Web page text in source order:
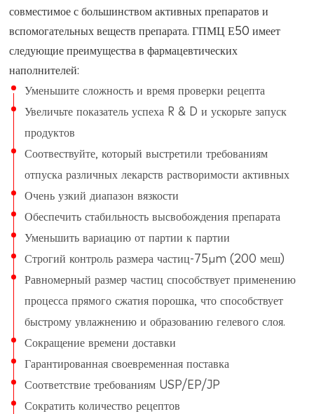
совместимое с большинством активных препаратов и
вспомогательных веществ препарата. ГПМЦ Е50 имеет
следующие преимущества в фармацевтических
наполнителей:
Уменьшите сложность и время проверки рецепта
Увеличьте показатель успеха R & D и ускорьте запуск
продуктов
Соотвествуйте, который выстретили требованиям
отпуска различных лекарств растворимости активных
Очень узкий диапазон вязкости
Обеспечить стабильность высвобождения препарата
Уменьшить вариацию от партии к партии
Строгий контроль размера частиц-75μm (200 меш)
Равномерный размер частиц способствует применению
процесса прямого сжатия порошка, что способствует
быстрому увлажнению и образованию гелевого слоя.
Сокращение времени доставки
Гарантированная своевременная поставка
Соответствие требованиям USP/EP/JP
Сократить количество рецептов